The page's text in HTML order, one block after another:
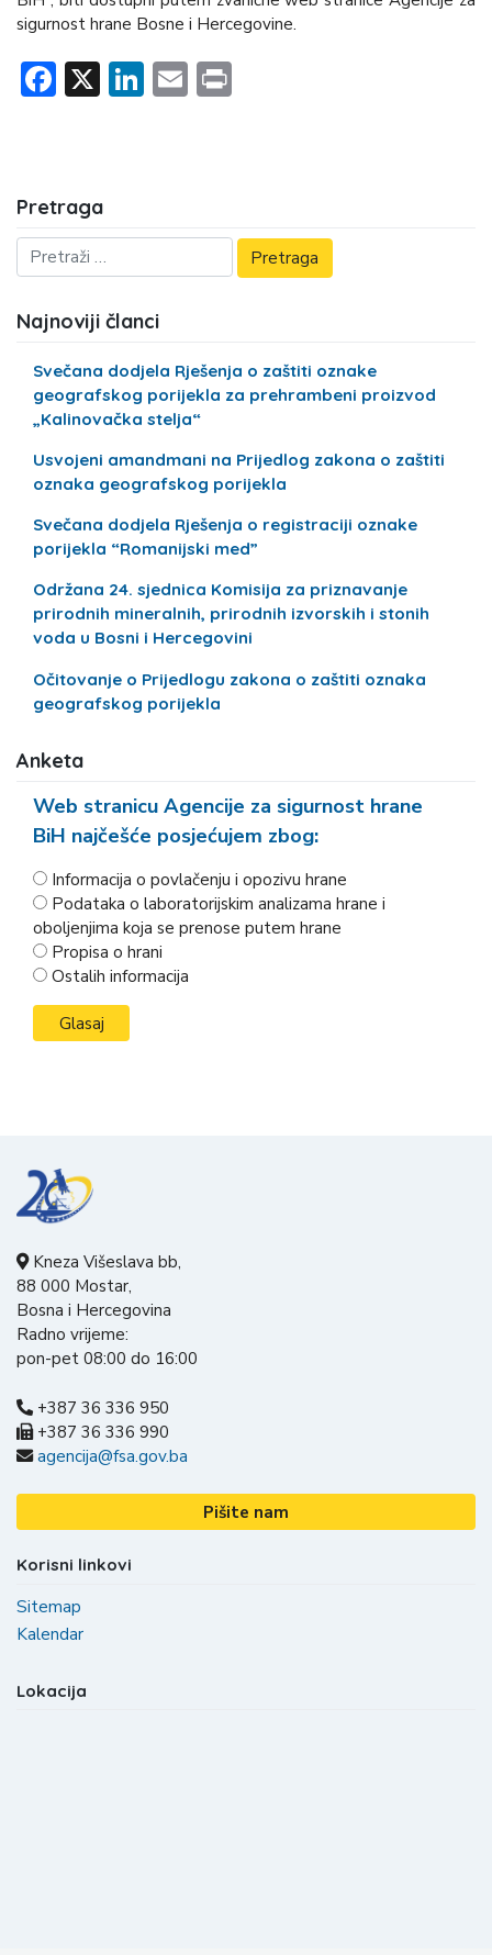
sigurnost hrane Bosne i Hercegovine.
Facebook
X LinkedIn
Email
Pretraga
Najnoviji članci
Svečana dodjela Rješenja o zaštiti oznake
geografskog porijekla za prehrambeni proizvod
„Kalinovačka stelja“
Usvojeni amandmani na Prijedlog zakona o zaštiti
oznaka geografskog porijekla
Svečana dodjela Rješenja o registraciji oznake
porijekla “Romanijski med”
Održana 24. sjednica Komisija za priznavanje
prirodnih mineralnih, prirodnih izvorskih i stonih
voda u Bosni i Hercegovini
Očitovanje o Prijedlogu zakona o zaštiti oznaka
geografskog porijekla
Anketa
Web stranicu Agencije za sigurnost hrane
BiH najčešće posjećujem zbog:
Informacija o povlačenju i opozivu hrane
Podataka o laboratorijskim analizama hrane i
oboljenjima koja se prenose putem hrane
Propisa o hrani
Ostalih informacija
Kneza Višeslava bb,
88 000 Mostar,
Bosna i Hercegovina
Radno vrijeme:
pon-pet 08:00 do 16:00
+387 36 336 950
+387 36 336 990
agencija@fsa.gov.ba
Pišite nam
Korisni linkovi
Sitemap
Kalendar
Lokacija